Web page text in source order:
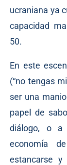
ucraniana ya
capacidad
50.
En este
(“no tengas
ser una
papel de
diálogo, o a
economía
estancarse y